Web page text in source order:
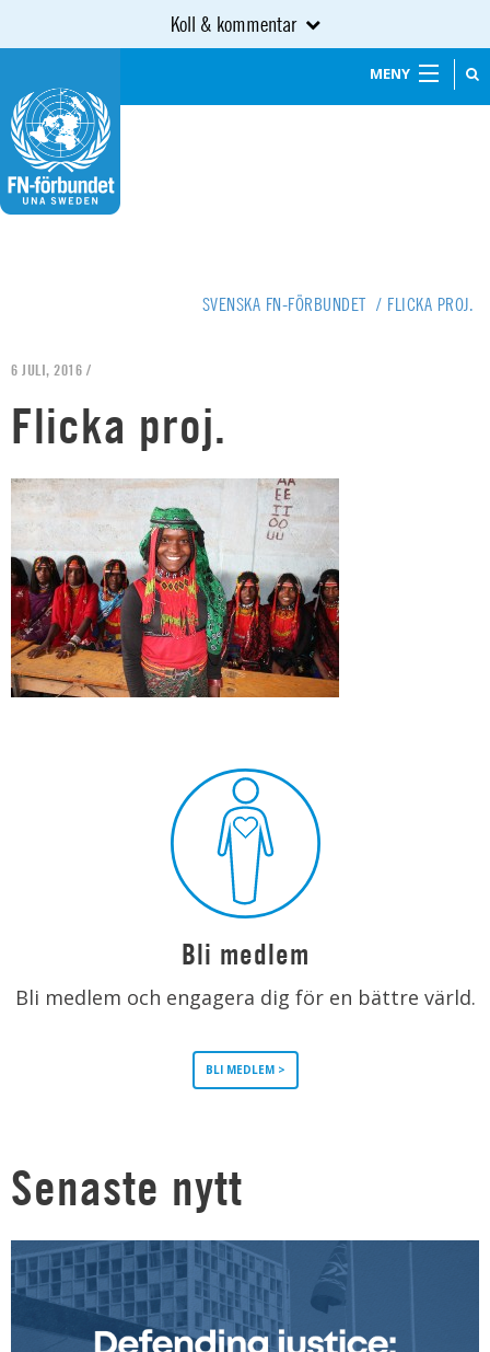
Koll & kommentar
MENY
SVENSKA FN-FÖRBUNDET / FLICKA PROJ.
6 JULI, 2016 /
Flicka proj.
Bli medlem
Bli medlem och engagera dig för en bättre värld.
BLI MEDLEM >
Senaste nytt